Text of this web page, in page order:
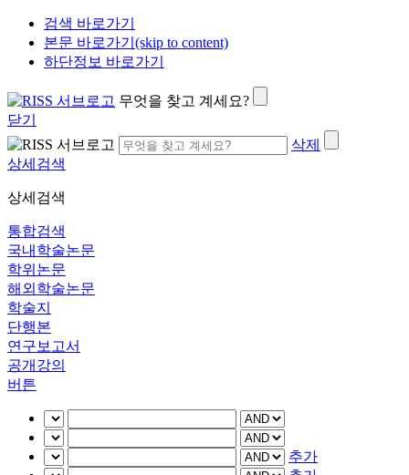
검색 바로가기
본문 바로가기(skip to content)
하단정보 바로가기
무엇을 찾고 계세요?
닫기
삭제
상세검색
상세검색
통합검색
국내학술논문
학위논문
해외학술논문
학술지
단행본
연구보고서
공개강의
버튼
추가